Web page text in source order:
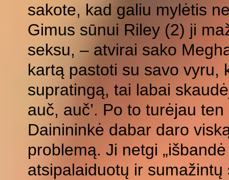
sakote, kad galiu mylėtis
Gimus sūnui Riley (2) ji
seksu, – atvirai sako
kartą pastoti su savo vyru,
supratingą, tai labai
auč, auč’. Po to turėjau
Dainininkė dabar daro
problemą. Ji netgi
atsipalaiduotų ir